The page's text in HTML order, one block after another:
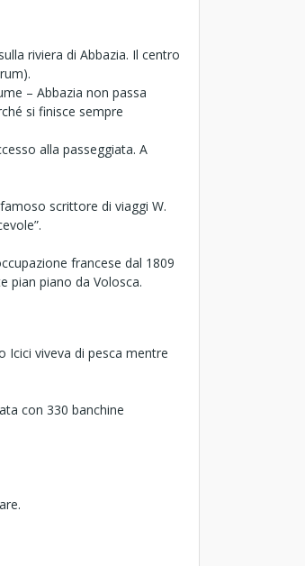
riviera di Abbazia. Il centro
– Abbazia non passa
si finisce sempre
alla passeggiata. A
scrittore di viaggi W.
francese dal 1809
pian piano da Volosca.
Icici viveva di pesca mentre
con 330 banchine